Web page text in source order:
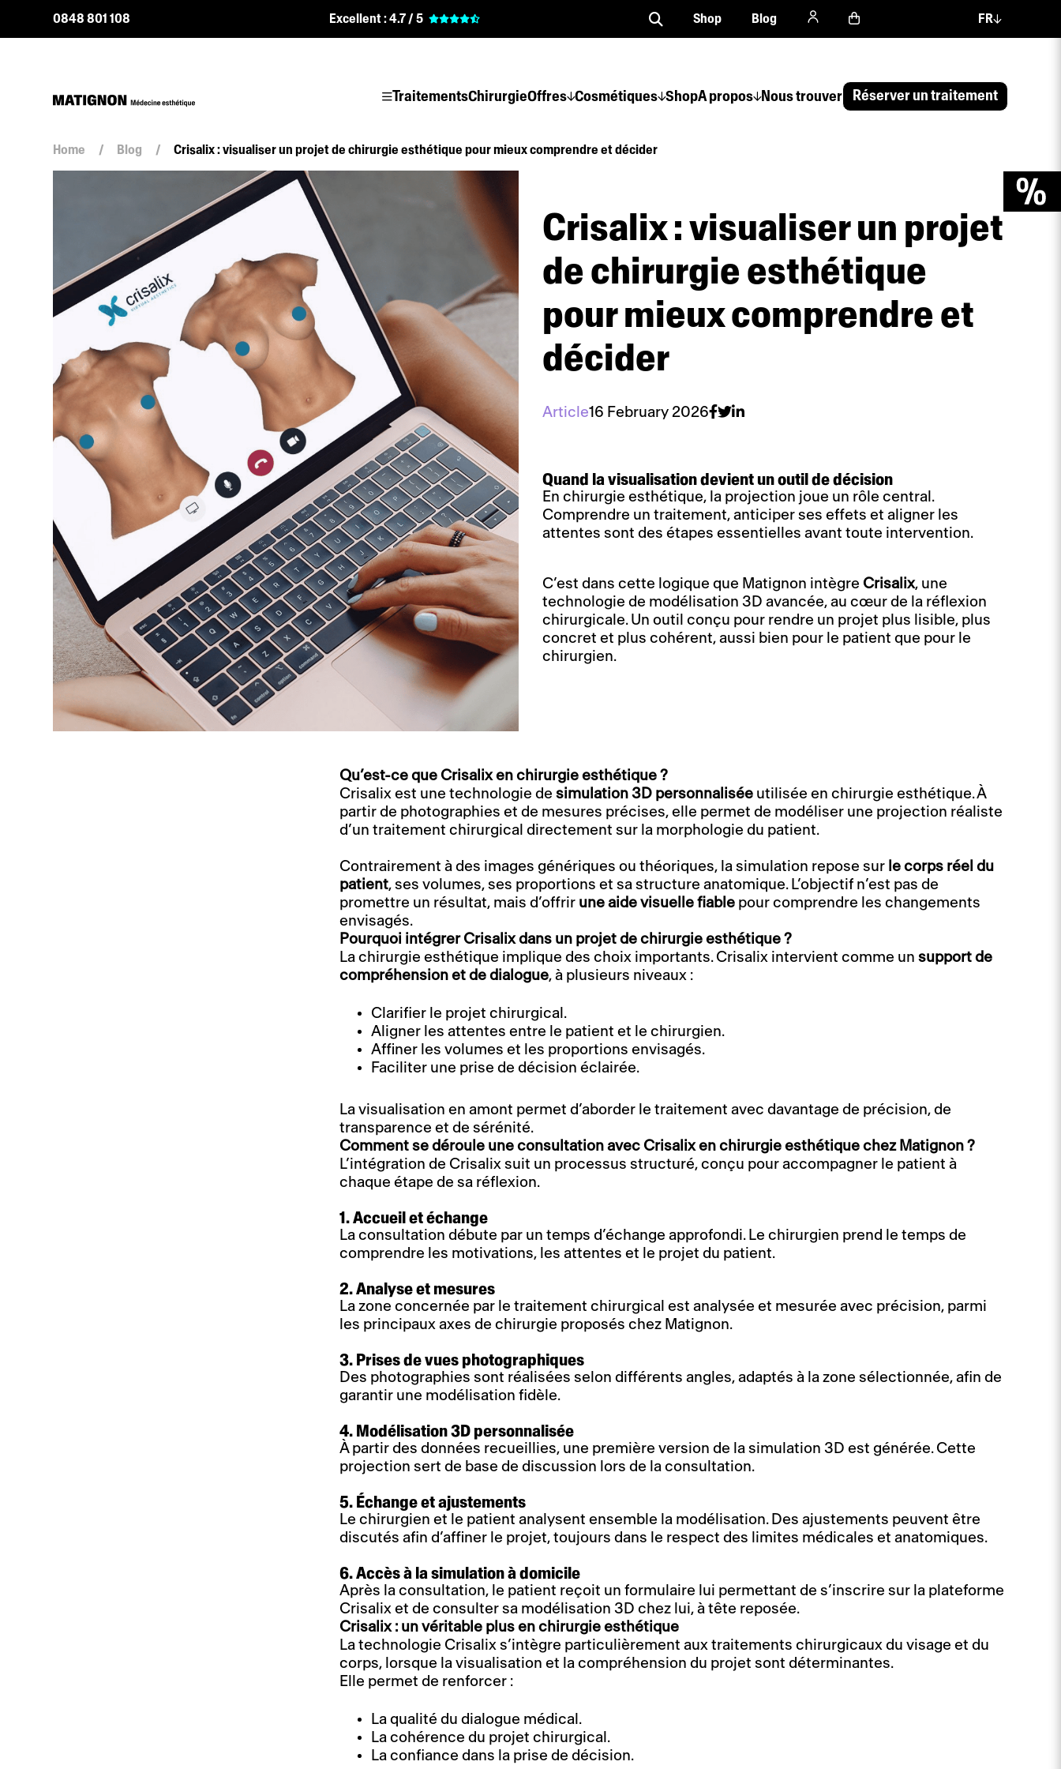
TraitementsChirurgieOffres Cosmétiques ShopA propos Nous trouver Réserver un traitement
0848 801 108 Excellent :4.7 / 5 Shop Blog FR
Home / Blog / Crisalix : visualiser un projet de chirurgie esthétique pour mieux comprendre et décider
Crisalix : visualiser un projet
de chirurgie esthétique
pour mieux comprendre et
décider
Article16 February 2026
Quand la visualisation devient un outil de décision
En chirurgie esthétique, la projection joue un rôle central.
Comprendre un traitement, anticiper ses effets et aligner les
attentes sont des étapes essentielles avant toute intervention.
C’est dans cette logique que Matignon intègre Crisalix, une
technologie de modélisation 3D avancée, au cœur de la réflexion
chirurgicale. Un outil conçu pour rendre un projet plus lisible, plus
concret et plus cohérent, aussi bien pour le patient que pour le
chirurgien.
Qu’est-ce que Crisalix en chirurgie esthétique ?
Crisalix est une technologie desimulation 3D personnalisée utilisée en chirurgie esthétique. À
partir de photographies et de mesures précises, elle permet de modéliser une projection réaliste
d’un traitement chirurgical directement sur la morphologie du patient.
Contrairement à des images génériques ou théoriques, la simulation repose sur le corps réel du
patient, ses volumes, ses proportions et sa structure anatomique. L’objectif n’est pas de
promettre un résultat, mais d’offrir une aide visuelle fiable pour comprendre les changements
envisagés.
Pourquoi intégrer Crisalix dans un projet de chirurgie esthétique ?
La chirurgie esthétique implique des choix importants. Crisalix intervient comme unsupport de
compréhension et de dialogue, à plusieurs niveaux :
Clarifier le projet chirurgical.
Aligner les attentes entre le patient et le chirurgien.
Affiner les volumes et les proportions envisagés.
Faciliter une prise de décision éclairée.
La visualisation en amont permet d’aborder le traitement avec davantage de précision, de
transparence et de sérénité.
Comment se déroule une consultation avec Crisalix en chirurgie esthétique chez Matignon ?
L’intégration de Crisalix suit un processus structuré, conçu pour accompagner le patient à
chaque étape de sa réflexion.
1. Accueil et échange
La consultation débute par un temps d’échange approfondi. Le chirurgien prend le temps de
comprendre les motivations, les attentes et le projet du patient.
2. Analyse et mesures
La zone concernée par le traitement chirurgical est analysée et mesurée avec précision, parmi
les principaux axes de chirurgie proposés chez Matignon.
3. Prises de vues photographiques
Des photographies sont réalisées selon différents angles, adaptés à la zone sélectionnée, afin de
garantir une modélisation fidèle.
4. Modélisation 3D personnalisée
À partir des données recueillies, une première version de la simulation 3D est générée. Cette
projection sert de base de discussion lors de la consultation.
5. Échange et ajustements
Le chirurgien et le patient analysent ensemble la modélisation. Des ajustements peuvent être
discutés afin d’affiner le projet, toujours dans le respect des limites médicales et anatomiques.
6. Accès à la simulation à domicile
Après la consultation, le patient reçoit un formulaire lui permettant de s’inscrire sur la plateforme
Crisalix et de consulter sa modélisation 3D chez lui, à tête reposée.
Crisalix : un véritable plus en chirurgie esthétique
La technologie Crisalix s’intègre particulièrement aux traitements chirurgicaux du visage et du
corps, lorsque la visualisation et la compréhension du projet sont déterminantes.
Elle permet de renforcer :
La qualité du dialogue médical.
La cohérence du projet chirurgical.
La confiance dans la prise de décision.